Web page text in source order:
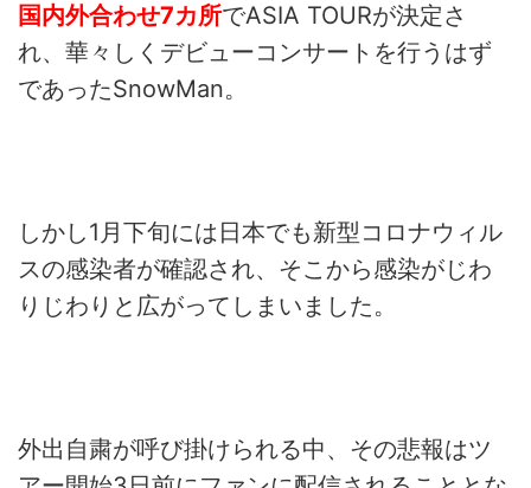
国内外合わせ7カ所でASIA TOURが決定さ
れ、華々しくデビューコンサートを行うはず
であったSnowMan。
しかし1月下旬には日本でも新型コロナウィル
スの感染者が確認され、そこから感染がじわ
りじわりと広がってしまいました。
外出自粛が呼び掛けられる中、その悲報はツ